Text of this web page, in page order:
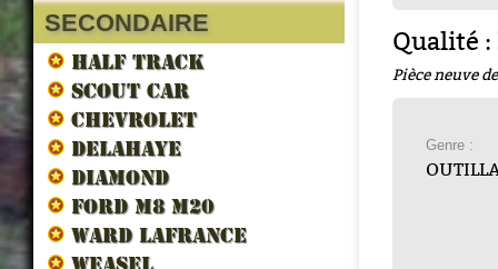
SECONDAIRE
HALF TRACK
SCOUT CAR
CHEVROLET
DELAHAYE
DIAMOND
FORD M8 M20
WARD LAFRANCE
WEASEL
Qualité :
Pièce neuve
Genre :
Prix : 16.67€ HT